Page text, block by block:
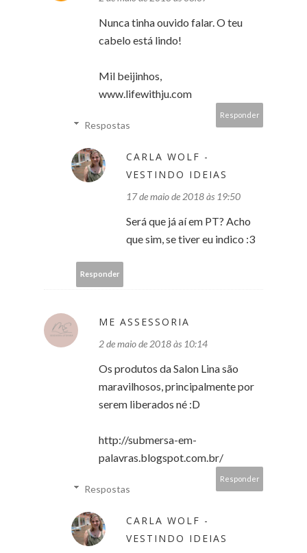
Nunca tinha ouvido falar. O teu
cabelo está lindo!
Mil beijinhos,
www.lifewithju.com
Responder
Respostas
CARLA WOLF -
VESTINDO IDEIAS
17 de maio de 2018 às 19:50
Será que já aí em PT? Acho
que sim, se tiver eu indico :3
Responder
ME ASSESSORIA
2 de maio de 2018 às 10:14
Os produtos da Salon Lina são
maravilhosos, principalmente por
serem liberados né :D
http://submersa-em-
palavras.blogspot.com.br/
Responder
Respostas
CARLA WOLF -
VESTINDO IDEIAS